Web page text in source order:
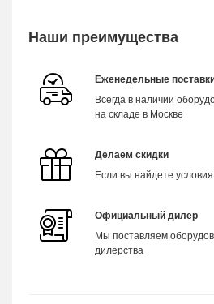
Наши преимущества
Еженедельные
Всегда в наличии
на складе в Москве
Делаем скидки
Если вы найдете
Официальный дилер
Мы поставляем
дилерства